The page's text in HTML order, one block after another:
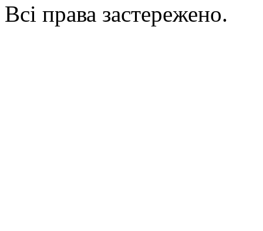
Всі права застережено.